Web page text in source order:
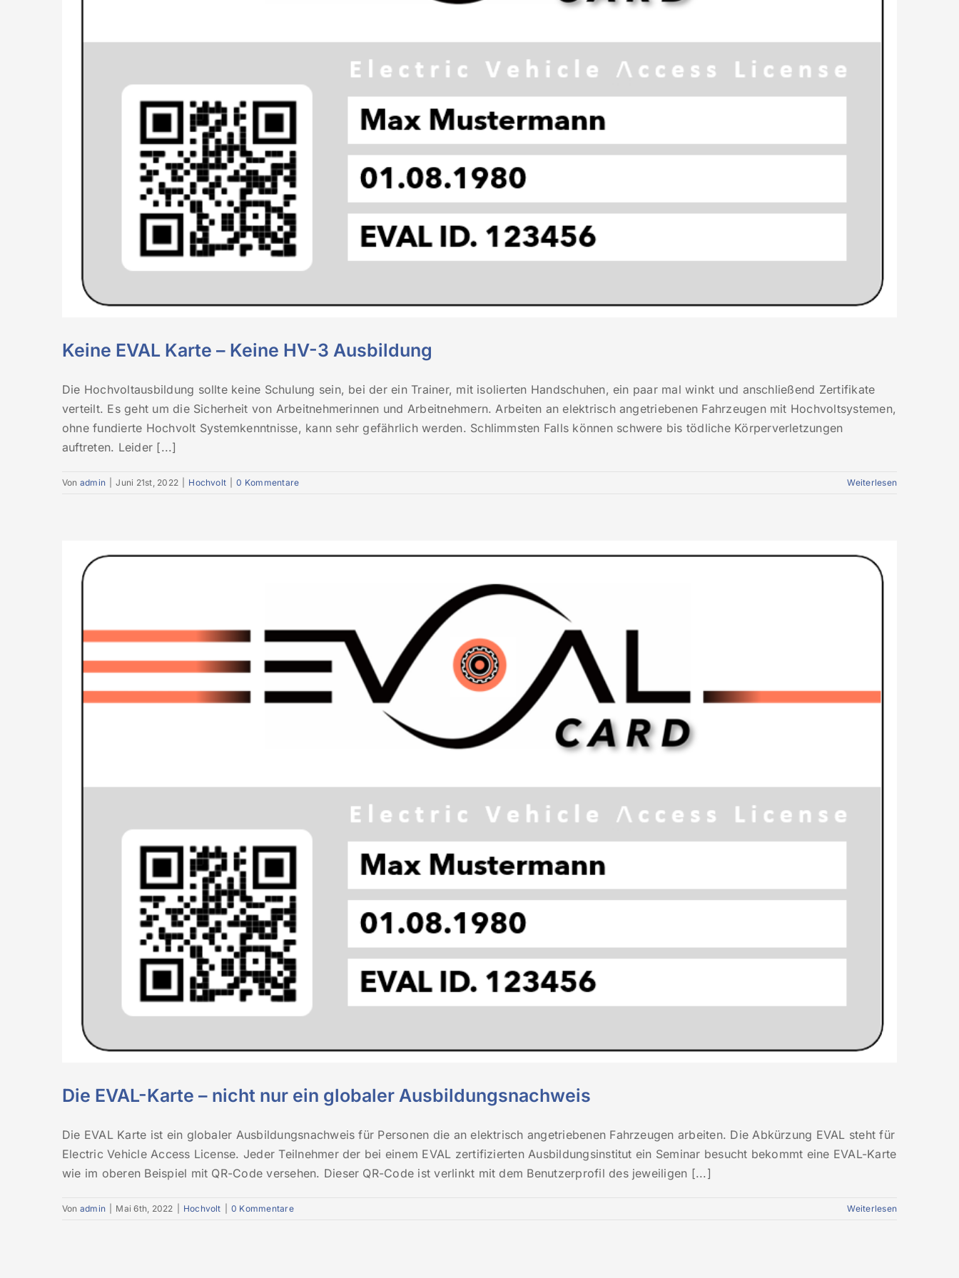
Keine EVAL Karte – Keine HV-3 Ausbildung
Die Hochvoltausbildung sollte keine Schulung sein, bei der ein Trainer, mit isolierten Handschuhen, ein paar mal winkt und anschließend Zertifikate
verteilt. Es geht um die Sicherheit von Arbeitnehmerinnen und Arbeitnehmern. Arbeiten an elektrisch angetriebenen Fahrzeugen mit Hochvoltsystemen,
ohne fundierte Hochvolt Systemkenntnisse, kann sehr gefährlich werden. Schlimmsten Falls können schwere bis tödliche Körperverletzungen
auftreten. Leider [...]
Von admin Juni 21st, 2022 Hochvolt 0 Kommentare Weiterlesen
Die EVAL-Karte – nicht nur ein globaler Ausbildungsnachweis
Die EVAL Karte ist ein globaler Ausbildungsnachweis für Personen die an elektrisch angetriebenen Fahrzeugen arbeiten. Die Abkürzung EVAL steht für
Electric Vehicle Access License. Jeder Teilnehmer der bei einem EVAL zertifizierten Ausbildungsinstitut ein Seminar besucht bekommt eine EVAL-Karte
wie im oberen Beispiel mit QR-Code versehen. Dieser QR-Code ist verlinkt mit dem Benutzerprofil des jeweiligen [...]
Von admin Mai 6th, 2022 Hochvolt 0 Kommentare Weiterlesen